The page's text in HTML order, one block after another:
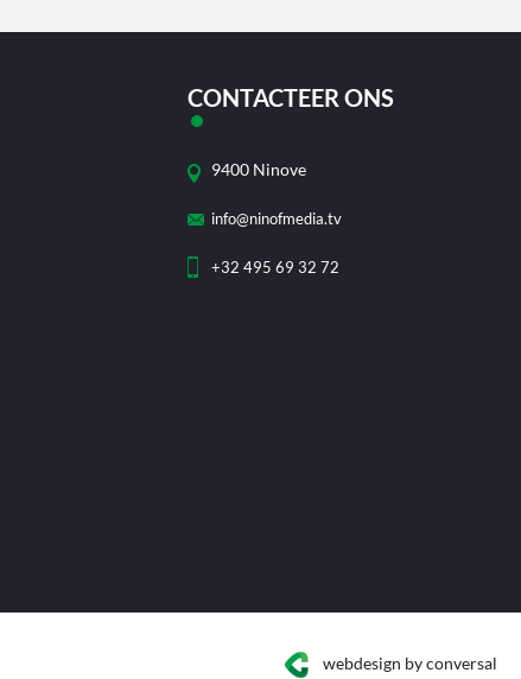
CONTACTEER ONS
9400 Ninove
info@ninofmedia.tv
+32 495 69 32 72
webdesign by conversal